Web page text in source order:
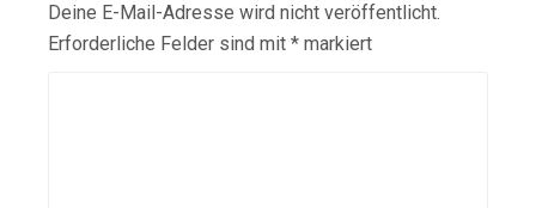
Deine E-Mail-Adresse wird nicht veröffentlicht.
Erforderliche Felder sind mit * markiert